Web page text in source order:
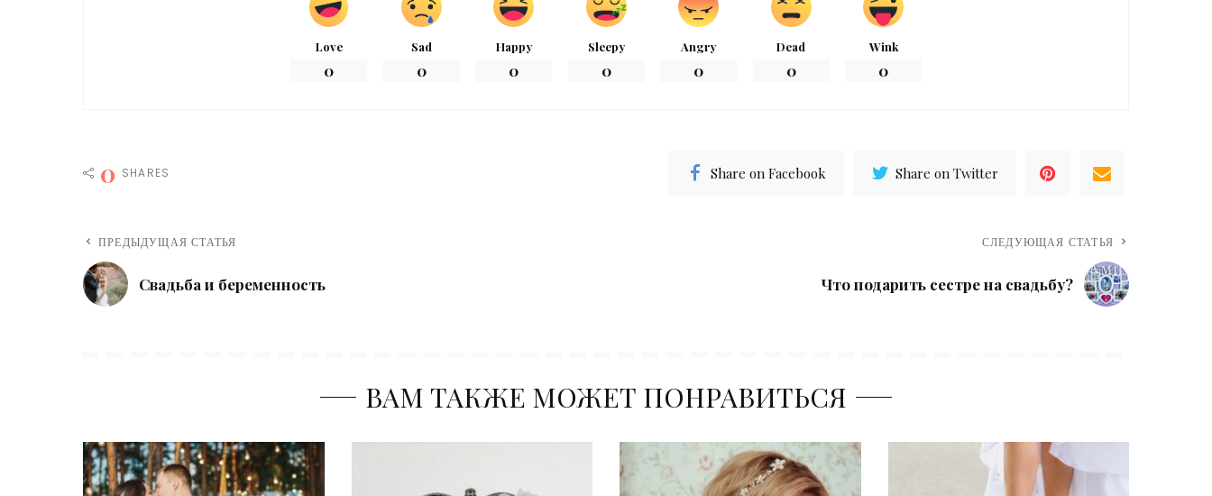
Love
0
Sad
0
Happy
0
Sleepy
0
Angry
0
Dead
0
Wink
0
0 SHARES Share on Facebook Share on Twitter
ПРЕДЫДУЩАЯ СТАТЬЯ
Свадьба и беременность
СЛЕДУЮЩАЯ СТАТЬЯ
Что подарить сестре на свадьбу?
ВАМ ТАКЖЕ МОЖЕТ ПОНРАВИТЬСЯ